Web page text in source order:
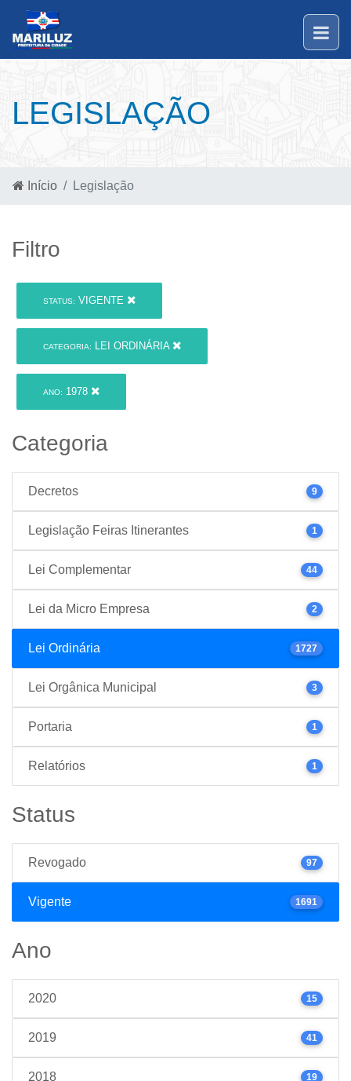
LEGISLAÇÃO
Início Legislação
Filtro
STATUS: VIGENTE
CATEGORIA: LEI ORDINÁRIA
ANO: 1978
Categoria
Decretos 9
Legislação Feiras Itinerantes 1
Lei Complementar 44
Lei da Micro Empresa 2
Lei Ordinária 1727
Lei Orgânica Municipal 3
Portaria 1
Relatórios 1
Status
Revogado 97
Vigente 1691
Ano
2020 15
2019 41
2018 19